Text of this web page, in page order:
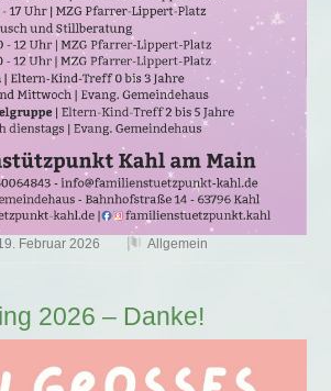
Februar 2026 Allgemein
2026 – Danke!